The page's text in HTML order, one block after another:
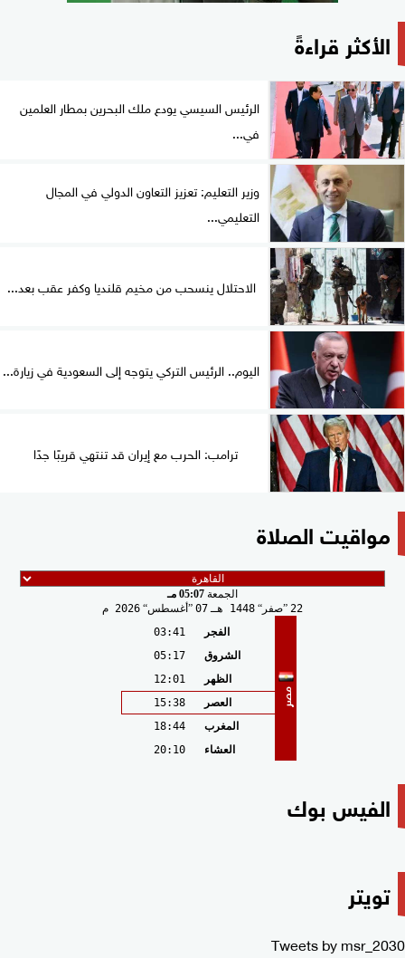
الأكثر قراءةً
الرئيس السيسي يودع ملك البحرين بمطار العلمين
في...
وزير التعليم: تعزيز التعاون الدولي في المجال
التعليمي...
الاحتلال ينسحب من مخيم قلنديا وكفر عقب بعد...
اليوم.. الرئيس التركي يتوجه إلى السعودية في زيارة...
ترامب: الحرب مع إيران قد تنتهي قريبًا جدًا
مواقيت الصلاة
الجمعة 05:07 مـ
22 صفر 1448 هـ 07 أغسطس 2026 م
مصر
الفجر
03:41
الشروق
05:17
الظهر
12:01
العصر
15:38
المغرب
18:44
العشاء
20:10
الفيس بوك
تويتر
Tweets by msr_2030